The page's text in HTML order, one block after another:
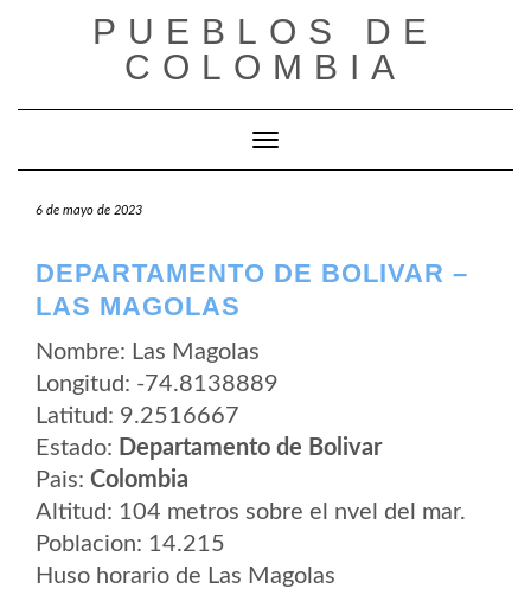
PUEBLOS DE
COLOMBIA
Cambiar modo de navegación
6 de mayo de 2023
DEPARTAMENTO DE BOLIVAR –
LAS MAGOLAS
Nombre: Las Magolas
Longitud: -74.8138889
Latitud: 9.2516667
Estado: Departamento de Bolivar
Pais: Colombia
Altitud: 104 metros sobre el nvel del mar.
Poblacion: 14.215
Huso horario de Las Magolas